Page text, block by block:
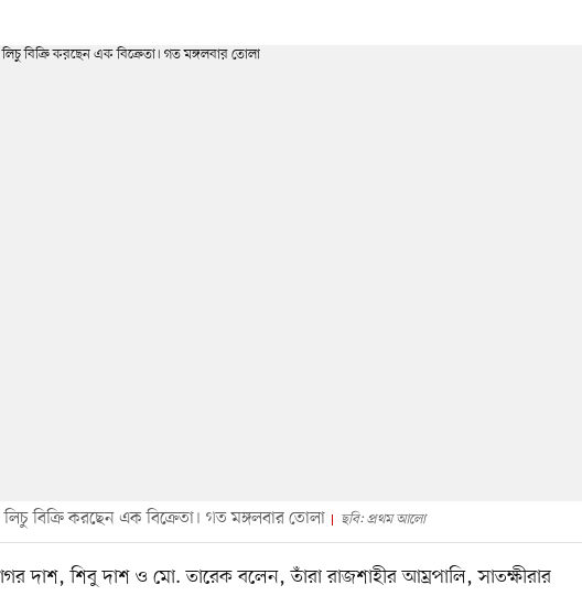
বিক্রি করছেন এক বিক্রেতা। গত মঙ্গলবার তোলা ছবি: প্রথম আলো
দাশ, শিবু দাশ ও মো. তারেক বলেন, তাঁরা রাজশাহীর আম্রপালি, সাতক্ষীরার